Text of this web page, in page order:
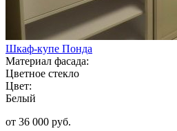
Шкаф-купе Понда
Материал фасада:
Цветное стекло
Цвет:
Белый
от 36 000 руб.